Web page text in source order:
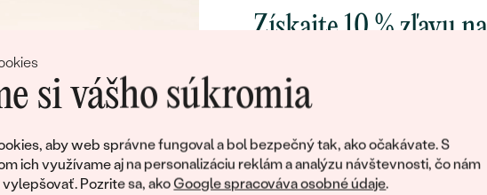
si vášho súkromia
aby web správne fungoval a bol bezpečný tak, ako očakávate. S
ich využívame aj na personalizáciu reklám a analýzu návštevnosti, čo nám
Pozrite sa, akoGoogle spracováva osobné údaje.
Detaily o osadenom drahokame Náhrdelník
KARÁTOVÁ VÁHA
ČISTOTA:
Získajte 10 % zľavu na
poctivo vyrábaných šperkov Eppi.
Ako darček na privítanie vám
obratom pošleme zľavový kód na